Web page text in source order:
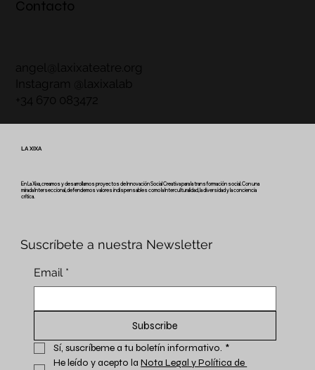
Contacto
angel@laxixateatre.org
Instagram @laxixalab
+34 670 083472
LA XIXA
En La Xixa, creamos y desarrollamos proyectos de Innovación Social Creativa para la transformación social. Con una
mirada Interseccional, defendemos valores indispensables como la Interculturalidad, la diversidad y la conciencia
crítica.
Suscríbete a nuestra Newsletter
Email *
Subscribe
Sí, suscríbeme a tu boletín informativo. *
He leído y acepto la Nota Legal y Política de